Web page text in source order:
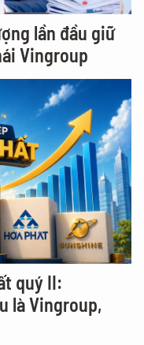
lần đầu giữ
Vingroup
quý II:
là Vingroup,